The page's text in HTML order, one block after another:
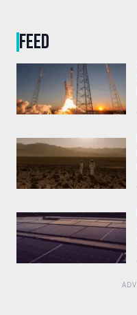
FEED